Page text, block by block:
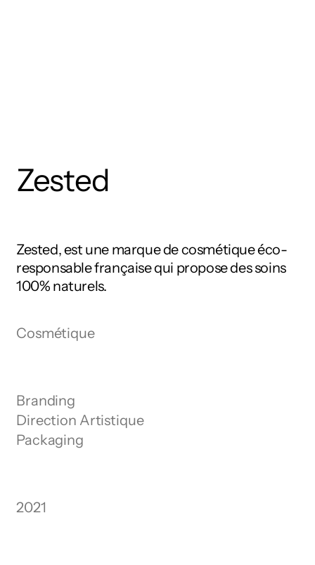
Zested
Zested, est une marque de cosmétique éco-
responsable française qui propose des soins
100% naturels.
Cosmétique
Branding
Direction Artistique
Packaging
2021